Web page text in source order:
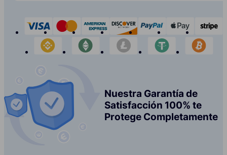
visa mastercardamerican-express
discover paypal apple-
binance
etherium litecoin tether
Nuestra Garantía de
Satisfacción 100% te
Protege Completamente